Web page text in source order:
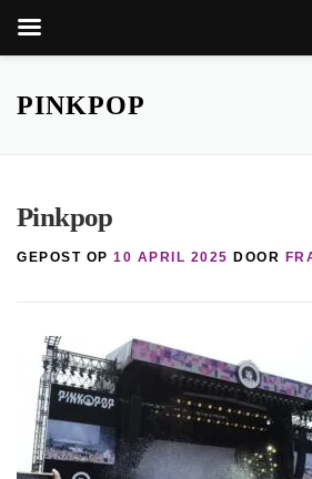
naarPINKPOP
Pinkpop
GEPOST OP 10 APRIL 2025 DOOR